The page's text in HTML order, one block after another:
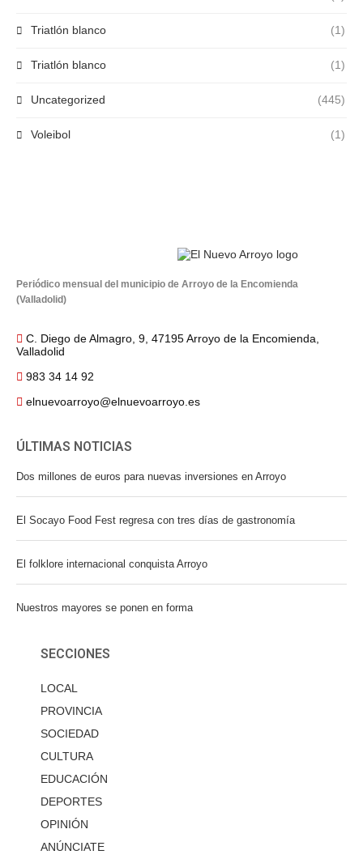
Triatlón blanco (1)
Triatlón blanco (1)
Uncategorized (445)
Voleibol (1)
Periódico mensual del municipio de Arroyo de la Encomienda
(Valladolid)
C. Diego de Almagro, 9, 47195 Arroyo de la Encomienda,
Valladolid
983 34 14 92
elnuevoarroyo@elnuevoarroyo.es
ÚLTIMAS NOTICIAS
Dos millones de euros para nuevas inversiones en Arroyo
El Socayo Food Fest regresa con tres días de gastronomía
El folklore internacional conquista Arroyo
Nuestros mayores se ponen en forma
SECCIONES
LOCAL
PROVINCIA
SOCIEDAD
CULTURA
EDUCACIÓN
DEPORTES
OPINIÓN
ANÚNCIATE